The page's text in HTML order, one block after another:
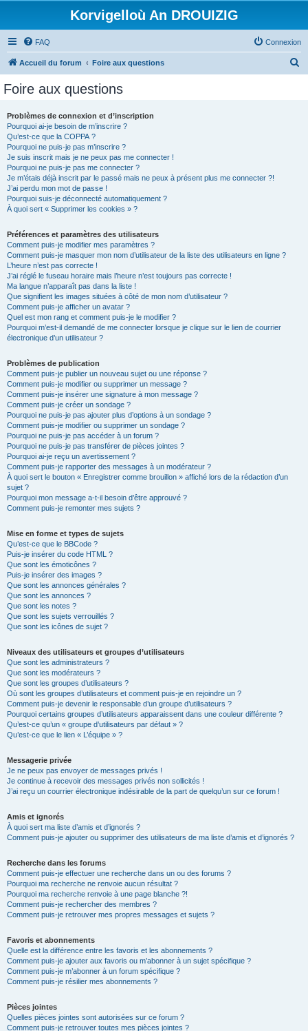
Korvigelloù An DROUIZIG
FAQ Connexion
Accueil du forum Foire aux questions
Foire aux questions
Problèmes de connexion et d’inscription
Pourquoi ai-je besoin de m’inscrire ?
Qu’est-ce que la COPPA ?
Pourquoi ne puis-je pas m’inscrire ?
Je suis inscrit mais je ne peux pas me connecter !
Pourquoi ne puis-je pas me connecter ?
Je m’étais déjà inscrit par le passé mais ne peux à présent plus me connecter ?!
J’ai perdu mon mot de passe !
Pourquoi suis-je déconnecté automatiquement ?
À quoi sert « Supprimer les cookies » ?
Préférences et paramètres des utilisateurs
Comment puis-je modifier mes paramètres ?
Comment puis-je masquer mon nom d’utilisateur de la liste des utilisateurs en ligne ?
L’heure n’est pas correcte !
J’ai réglé le fuseau horaire mais l’heure n’est toujours pas correcte !
Ma langue n’apparaît pas dans la liste !
Que signifient les images situées à côté de mon nom d’utilisateur ?
Comment puis-je afficher un avatar ?
Quel est mon rang et comment puis-je le modifier ?
Pourquoi m’est-il demandé de me connecter lorsque je clique sur le lien de courrier
électronique d’un utilisateur ?
Problèmes de publication
Comment puis-je publier un nouveau sujet ou une réponse ?
Comment puis-je modifier ou supprimer un message ?
Comment puis-je insérer une signature à mon message ?
Comment puis-je créer un sondage ?
Pourquoi ne puis-je pas ajouter plus d’options à un sondage ?
Comment puis-je modifier ou supprimer un sondage ?
Pourquoi ne puis-je pas accéder à un forum ?
Pourquoi ne puis-je pas transférer de pièces jointes ?
Pourquoi ai-je reçu un avertissement ?
Comment puis-je rapporter des messages à un modérateur ?
À quoi sert le bouton « Enregistrer comme brouillon » affiché lors de la rédaction d’un
sujet ?
Pourquoi mon message a-t-il besoin d’être approuvé ?
Comment puis-je remonter mes sujets ?
Mise en forme et types de sujets
Qu’est-ce que le BBCode ?
Puis-je insérer du code HTML ?
Que sont les émoticônes ?
Puis-je insérer des images ?
Que sont les annonces générales ?
Que sont les annonces ?
Que sont les notes ?
Que sont les sujets verrouillés ?
Que sont les icônes de sujet ?
Niveaux des utilisateurs et groupes d’utilisateurs
Que sont les administrateurs ?
Que sont les modérateurs ?
Que sont les groupes d’utilisateurs ?
Où sont les groupes d’utilisateurs et comment puis-je en rejoindre un ?
Comment puis-je devenir le responsable d’un groupe d’utilisateurs ?
Pourquoi certains groupes d’utilisateurs apparaissent dans une couleur différente ?
Qu’est-ce qu’un « groupe d’utilisateurs par défaut » ?
Qu’est-ce que le lien « L’équipe » ?
Messagerie privée
Je ne peux pas envoyer de messages privés !
Je continue à recevoir des messages privés non sollicités !
J’ai reçu un courrier électronique indésirable de la part de quelqu’un sur ce forum !
Amis et ignorés
À quoi sert ma liste d’amis et d’ignorés ?
Comment puis-je ajouter ou supprimer des utilisateurs de ma liste d’amis et d’ignorés ?
Recherche dans les forums
Comment puis-je effectuer une recherche dans un ou des forums ?
Pourquoi ma recherche ne renvoie aucun résultat ?
Pourquoi ma recherche renvoie à une page blanche ?!
Comment puis-je rechercher des membres ?
Comment puis-je retrouver mes propres messages et sujets ?
Favoris et abonnements
Quelle est la différence entre les favoris et les abonnements ?
Comment puis-je ajouter aux favoris ou m’abonner à un sujet spécifique ?
Comment puis-je m’abonner à un forum spécifique ?
Comment puis-je résilier mes abonnements ?
Pièces jointes
Quelles pièces jointes sont autorisées sur ce forum ?
Comment puis-je retrouver toutes mes pièces jointes ?